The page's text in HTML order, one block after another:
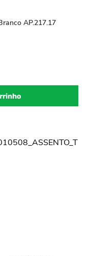
AP.217.17